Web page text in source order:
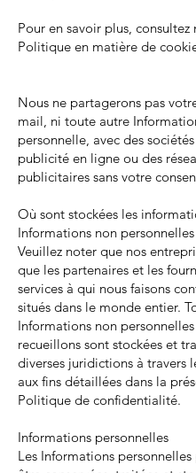
Pour en savoir plus, consultez
Politique en matière de
Nous ne partagerons pas
mail, ni toute autre
personnelle, avec des
publicité en ligne ou des
publicitaires sans votre
Où sont stockées les
Informations non personnelles
Veuillez noter que nos
que les partenaires et les
services à qui nous faisons
situés dans le monde entier.
Informations non
recueillons sont stockées et
diverses juridictions à travers
aux fins détaillées dans la
Politique de confidentialité.
Informations personnelles
Les Informations personnelles